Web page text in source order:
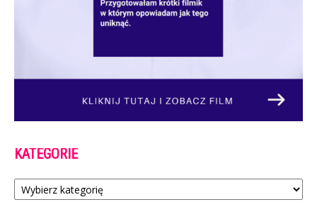
KATEGORIE
Kategorie